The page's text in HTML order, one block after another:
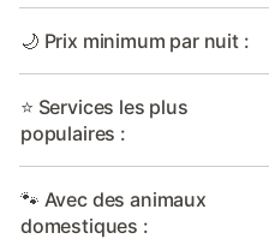
🌙 Prix minimum par nuit :
⭐ Services les plus
populaires :
🐾 Avec des animaux
domestiques :